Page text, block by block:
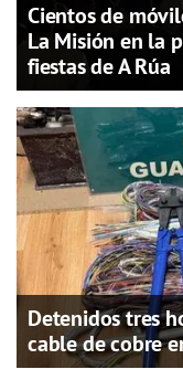
Cientos de
La Misión en la
fiestas de A Rúa
Detenidos tres
cable de cobre